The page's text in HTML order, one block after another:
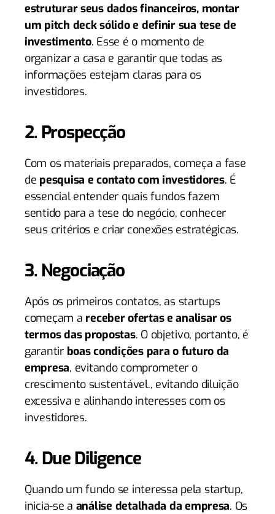
estruturar seus dados financeiros, montar
um pitch deck sólido e definir sua tese de
investimento. Esse é o momento de
organizar a casa e garantir que todas as
informações estejam claras para os
investidores.
2. Prospecção
Com os materiais preparados, começa a fase
de pesquisa e contato com investidores. É
essencial entender quais fundos fazem
sentido para a tese do negócio, conhecer
seus critérios e criar conexões estratégicas.
3. Negociação
Após os primeiros contatos, as startups
começam a receber ofertas e analisar os
termos das propostas. O objetivo, portanto, é
garantir boas condições para o futuro da
empresa, evitando comprometer o
crescimento sustentável., evitando diluição
excessiva e alinhando interesses com os
investidores.
4. Due Diligence
Quando um fundo se interessa pela startup,
inicia-se a análise detalhada da empresa. Os